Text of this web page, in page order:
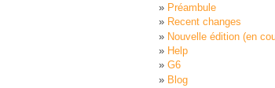
Préambule
Recent changes
Nouvelle édition (en
Help
G6
Blog